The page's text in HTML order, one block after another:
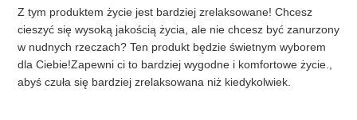
Z tym produktem życie jest bardziej zrelaksowane! Chcesz
cieszyć się wysoką jakością życia, ale nie chcesz być zanurzony
w nudnych rzeczach? Ten produkt będzie świetnym wyborem
dla Ciebie!Zapewni ci to bardziej wygodne i komfortowe życie.,
abyś czuła się bardziej zrelaksowana niż kiedykolwiek.